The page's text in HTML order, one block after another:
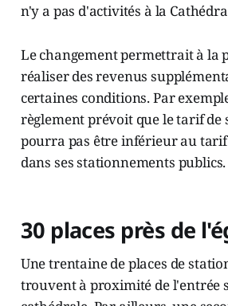
n'y a pas d'activités à la
Le changement permettrait à la
réaliser des revenus
certaines conditions. Par
règlement prévoit que le tarif de
pourra pas être inférieur au
dans ses stationnements publics.
30 places près de
Une trentaine de places de
trouvent à proximité de l'entrée